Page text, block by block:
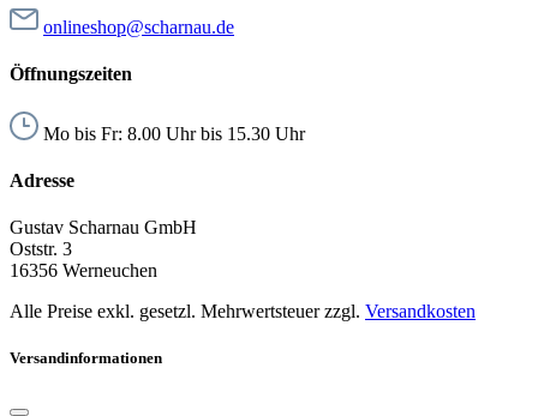
onlineshop@scharnau.de
Öffnungszeiten
Mo bis Fr: 8.00 Uhr bis 15.30 Uhr
Adresse
Gustav Scharnau GmbH
Oststr. 3
16356 Werneuchen
Alle Preise exkl. gesetzl. Mehrwertsteuer zzgl. Versandkosten
Versandinformationen